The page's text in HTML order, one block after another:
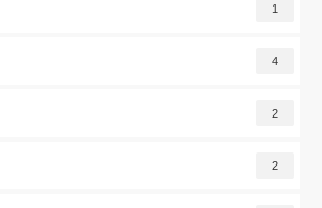
1
4
2
2